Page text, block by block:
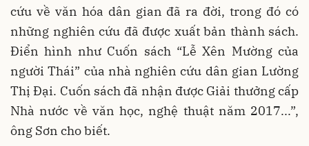
cứu về văn hóa dân gian đã ra đời, trong đó có
những nghiên cứu đã được xuất bản thành sách.
Điển hình như Cuốn sách “Lễ Xên Mường của
người Thái” của nhà nghiên cứu dân gian Lường
Thị Đại. Cuốn sách đã nhận được Giải thưởng cấp
Nhà nước về văn học, nghệ thuật năm 2017...”,
ông Sơn cho biết.